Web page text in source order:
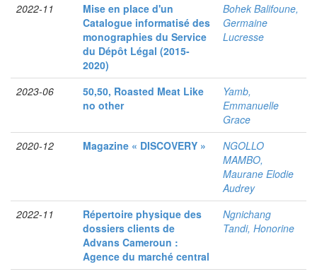
2022-11
Mise en place d'un
Catalogue informatisé des
monographies du Service
du Dépôt Légal (2015-
2020)
Bohek Balifoune,
Germaine
Lucresse
2023-06
50,50, Roasted Meat Like
no other
Yamb,
Emmanuelle
Grace
2020-12
Magazine « DISCOVERY »
NGOLLO
MAMBO,
Maurane Elodie
Audrey
2022-11
Répertoire physique des
dossiers clients de
Advans Cameroun :
Agence du marché central
Ngnichang
Tandi, Honorine